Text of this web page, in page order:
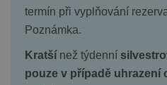
termín při vyplňování
Poznámka.
Kratší než týdenní
pouze v případě uhrazení